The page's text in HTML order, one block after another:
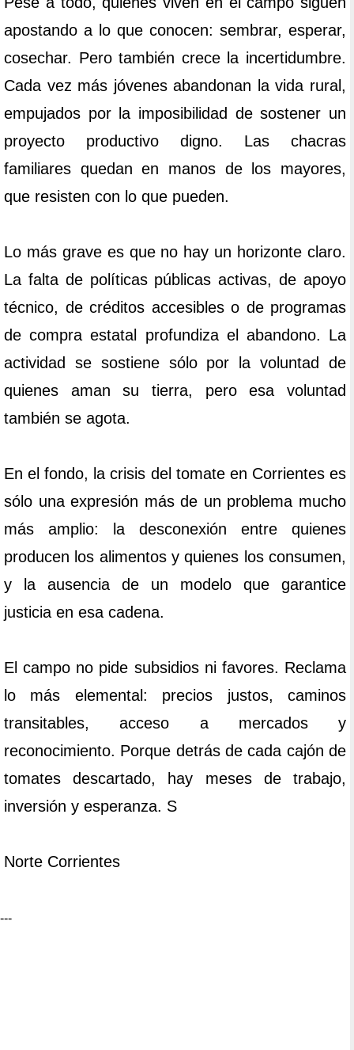
apostando a lo que conocen: sembrar, esperar,
cosechar. Pero también crece la incertidumbre.
Cada vez más jóvenes abandonan la vida rural,
empujados por la imposibilidad de sostener un
proyecto productivo digno. Las chacras
familiares quedan en manos de los mayores,
que resisten con lo que pueden.
Lo más grave es que no hay un horizonte claro.
La falta de políticas públicas activas, de apoyo
técnico, de créditos accesibles o de programas
de compra estatal profundiza el abandono. La
actividad se sostiene sólo por la voluntad de
quienes aman su tierra, pero esa voluntad
también se agota.
En el fondo, la crisis del tomate en Corrientes es
sólo una expresión más de un problema mucho
más amplio: la desconexión entre quienes
producen los alimentos y quienes los consumen,
y la ausencia de un modelo que garantice
justicia en esa cadena.
El campo no pide subsidios ni favores. Reclama
lo más elemental: precios justos, caminos
transitables, acceso a mercados y
reconocimiento. Porque detrás de cada cajón de
tomates descartado, hay meses de trabajo,
inversión y esperanza. S
Norte Corrientes
---